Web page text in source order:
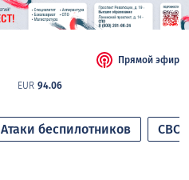
EUR 94.06
Прямой эфир
Атаки беспилотников СВО